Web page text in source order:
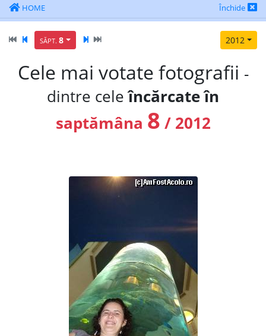
HOME Închide
2012
SĂPT. 8
Cele mai votate fotografii -
dintre celeîncărcate în
saptămâna 8 / 2012